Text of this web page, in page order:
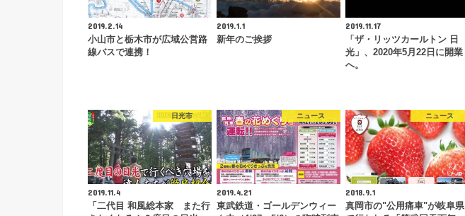
2019.2.14
小山市と栃木市が広域公営路
線バスで連携！
2019.1.1
新年のご挨拶
2019.11.17
「ザ・リッツカールトン 日
光」、2020年5月22日に開業
へ。
日光市
2019.11.4
「二代目 和風総本家 また行
ニュース
2019.4.21
東武鉄道・ゴールデンウィー
ニュース
2018.9.1
真岡市の"公用痛車"が岐阜県